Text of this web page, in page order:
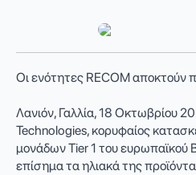
Οι ενότητες RECOM αποκτούν
Λανιόν, Γαλλία, 18 Οκτωβρίου
Technologies, κορυφαίος
μονάδων Tier 1 του ευρωπαϊκού
επίσημα τα ηλιακά της